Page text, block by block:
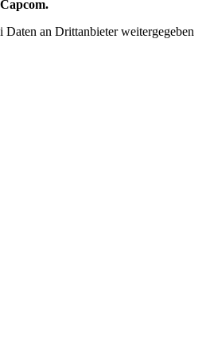
an Drittanbieter weitergegeben